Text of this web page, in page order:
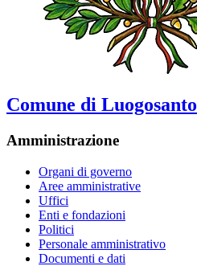
Comune di Luogosanto
Amministrazione
Organi di governo
Aree amministrative
Uffici
Enti e fondazioni
Politici
Personale amministrativo
Documenti e dati